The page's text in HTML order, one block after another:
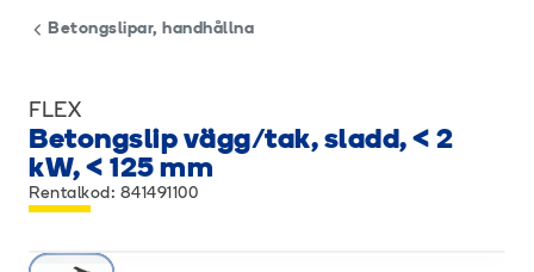
Betongslipar, handhållna
FLEX
Betongslip vägg/tak, sladd, < 2
kW, < 125 mm
Rentalkod: 841491100